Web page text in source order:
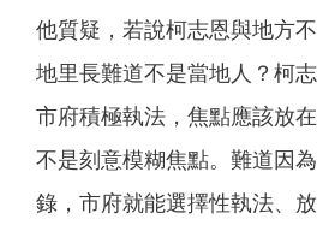
他質疑，若說柯志恩與地方
地里長難道不是當地人？柯
市府積極執法，焦點應該放
不是刻意模糊焦點。難道因
錄，市府就能選擇性執法、